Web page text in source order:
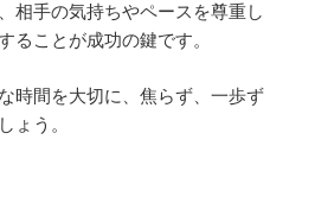
相手の気持ちやペースを尊重し
ることが成功の鍵です。
時間を大切に、焦らず、一歩ず
ょう。